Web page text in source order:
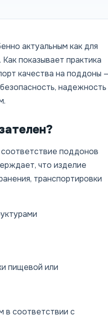
актуальным как для
показывает практика
качества на поддоны
надежность
поддонов
что изделие
транспортировки
пищевой или
в соответствии с